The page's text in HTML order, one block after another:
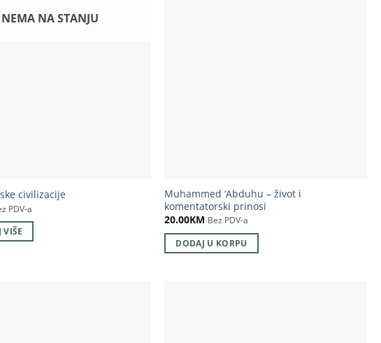
NEMA NA STANJU
civilizacije
PDV-a
VIŠE
Muhammed ‘Abduhu – život i
komentatorski prinosi
20.00KM Bez PDV-a
DODAJ U KORPU